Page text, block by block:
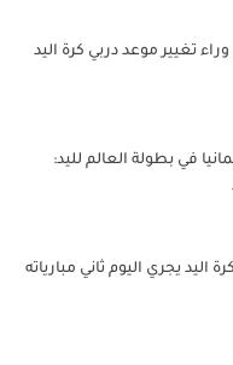
تغيير موعد دربي كرة اليد
في بطولة العالم لليد:
اليد يجري اليوم ثاني مبارياته